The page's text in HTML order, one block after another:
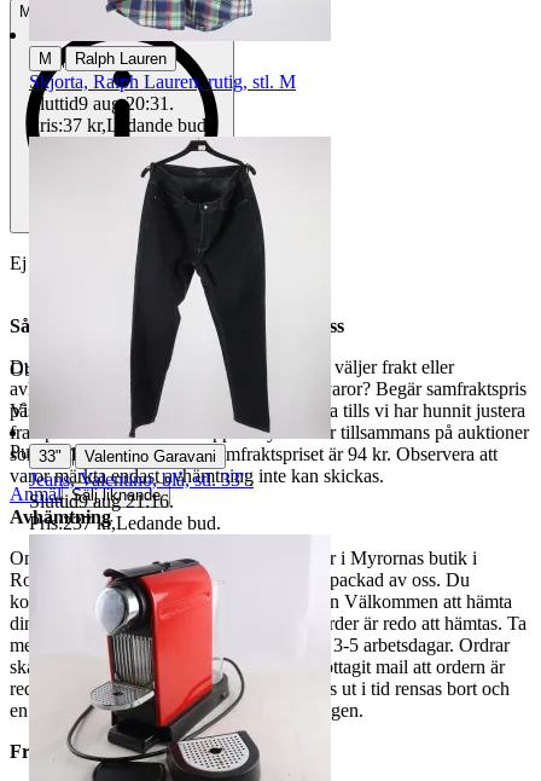
Mindre tecken på användning
Ej funktionstestad.
Så här går det till när du handlar hos oss
Du betalar din order direkt på Tradera och väljer frakt eller
avhämtning. Vill du att vi samfraktar fler varor? Begär samfraktspris
på din Traderasida och vänta med att betala tills vi har hunnit justera
fraktpriset. Vi samfraktar upp till fyra varor tillsammans på auktioner
som avslutas samma dag. Samfraktspriset är 94 kr. Observera att
varor märkta endast avhämtning inte kan skickas.
Avhämtning
Om du väljer avhämtning hämtas din order i Myrornas butik i
Ropsten, Kolargatan 2 efter den har blivit packad av oss. Du
kommer att få ett separat mail med rubriken Välkommen att hämta
din order på Myrorna i Ropsten! när din order är redo att hämtas. Ta
med legitimation. Hanteringstiden är cirka 3-5 arbetsdagar. Ordrar
ska hämtas senast 7 dagar efter att man mottagit mail att ordern är
redo för avhämtning. Ordrar som ej hämtas ut i tid rensas bort och
en avgift på 84 kr dras av från återbetalningen.
Frakt
Objektnr
730 647 651
Visningar
1 122
Publicerad 8 maj 19:07
Anmäl Sälj liknande
M Ralph Lauren
Skjorta, Ralph Lauren, rutig, stl. M
Sluttid9 aug 20:31 .
Pris:37 kr,Ledande bud
33" | Valentino Garavani
Jeans, Valentino, blå, stl. 33".
Sluttid9 aug 21:16.
Pris:237 kr,Ledande bud.